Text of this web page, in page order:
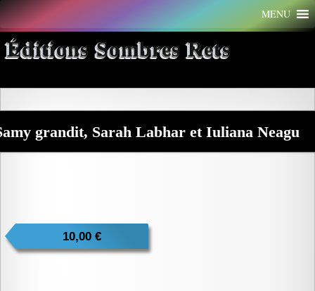
Aller
au
contenu
MENU
Éditions Sombres Rets
grandit, Sarah Labhar et Iuliana Neagu
10,00 €